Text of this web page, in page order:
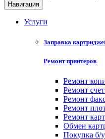
Навигация
Услуги
Заправка
Ремонт принтеров
Ремонт
Ремонт
Ремонт
Ремонт
Ремонт
Обмен
Покупка б/